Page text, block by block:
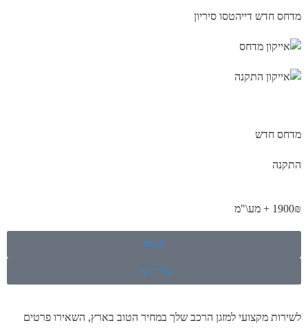
מדחס חדש דייהטסו סיריון
מדחס חדש
התקנה
1900₪ + מע\"מ
קנייה
צור קשר
לשירות מקצועי למזגן הרכב שלך במחיר הטוב בארץ, השאירו פרטים